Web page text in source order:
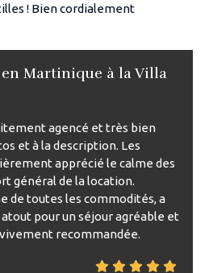
! Bien cordialement
Martinique à la Villa
agencé et très bien
et à la description. Les
apprécié le calme des
général de la location.
de toutes les commodités, a
pour un séjour agréable et
recommandée.